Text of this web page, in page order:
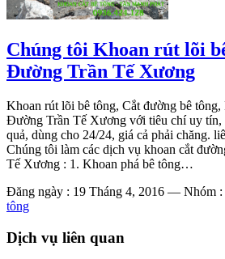
Chúng tôi Khoan rút lõi
Đường Trần Tế Xương
Khoan rút lõi bê tông, Cắt đường bê tông,
Đường Trần Tế Xương với tiêu chí uy tín,
quả, dùng cho 24/24, giá cả phải chăng.
Chúng tôi làm các dịch vụ khoan cắt
Tế Xương : 1. Khoan phá bê tông…
Đăng ngày : 19 Tháng 4, 2016 — Nhóm :
tông
Dịch vụ liên quan